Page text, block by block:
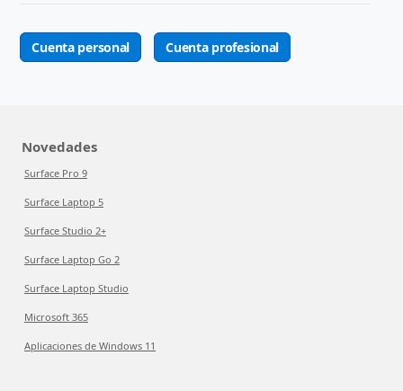
Cuenta personal Cuenta profesional
Novedades
Surface Pro 9
Surface Laptop 5
Surface Studio 2+
Surface Laptop Go 2
Surface Laptop Studio
Microsoft 365
Aplicaciones de Windows 11